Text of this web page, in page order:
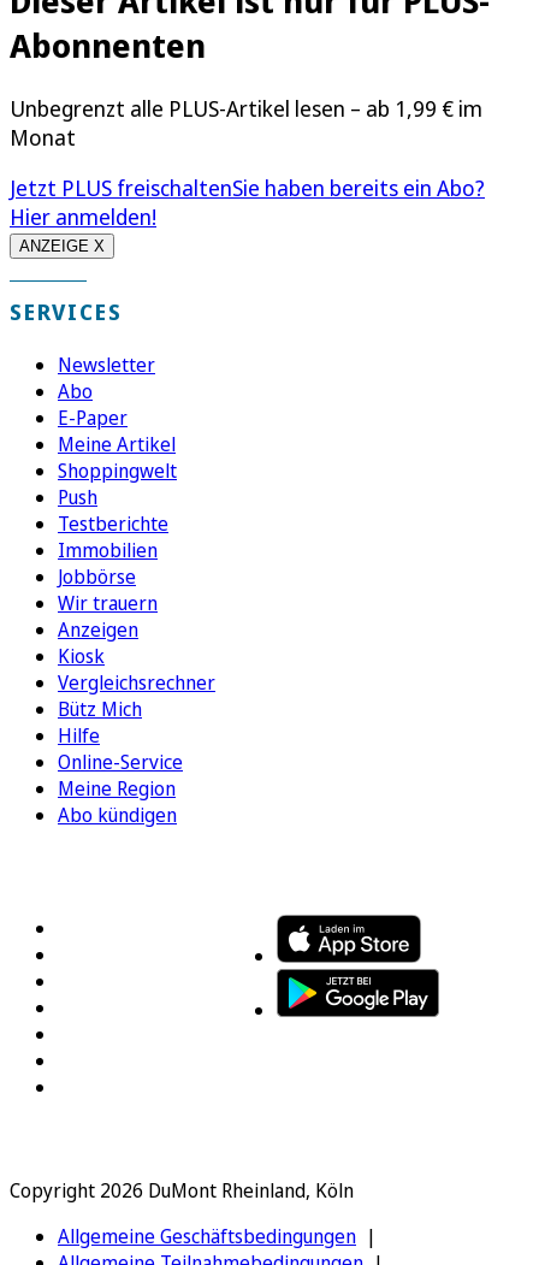
Abonnenten
Unbegrenzt alle PLUS-Artikel lesen – ab 1,99 € im
Monat
Jetzt PLUS freischaltenSie haben bereits ein Abo?
Hier anmelden!
ANZEIGE X
SERVICES
Newsletter
Abo
E-Paper
Meine Artikel
Shoppingwelt
Push
Testberichte
Immobilien
Jobbörse
Wir trauern
Anzeigen
Kiosk
Vergleichsrechner
Bütz Mich
Hilfe
Online-Service
Meine Region
Abo kündigen
Copyright 2026 DuMont Rheinland, Köln
Allgemeine Geschäftsbedingungen